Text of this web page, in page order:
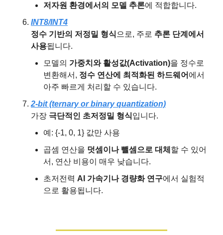
저자원 환경에서의 모델 추론에 적합합니다.
INT8/INT4
정수 기반의 저정밀 형식 으로, 주로 추론 단계에서
사용됩니다.
모델의 가중치와 활성값(Activation)을 정수로
변환해서, 정수 연산에 최적화된 하드웨어 에서
아주 빠르게 처리할 수 있습니다.
2-bit (ternary or binary quantization)
가장 극단적인 초저정밀 형식입니다.
예: {-1, 0, 1} 값만 사용
곱셈 연산을 덧셈이나 뺄셈으로 대체 할 수 있어
서, 연산 비용이 매우 낮습니다.
초저전력 AI 가속기나 경량화 연구에서 실험적
으로 활용됩니다.